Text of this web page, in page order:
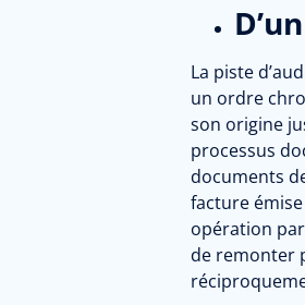
La piste
un ordre
son origine
processus
documents
facture
opération
de remonter